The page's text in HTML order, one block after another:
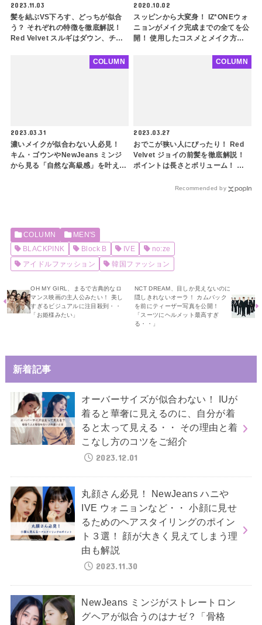
2023.11.03
髪を結ぶVS下ろす、どっちが似合
う？ それぞれの特徴を徹底解説！
Red Velvet スルギはダウン、チョ
くい髪型をするときのスタイリング
2020.10.02
スッピンから大変身！ IZ*ONEウォ
ニョンがメイク完成までの全てを公
開！ 使用したコスメとメイク方法
2023.03.31
濃いメイクが似合わない人必見！
キム・ゴウンやNewJeans ミンジ
から見る「自然な高級感」を叶える
COLUMN
2023.03.27
おでこが狭い人にぴったり！ Red
Velvet ジョイの前髪を徹底解説！
ポイントは長さとボリューム！ ぱ
っきり似合わせよう
COLUMN
Recommended by
COLUMN
MEN'S
BLACKPINK
Block B IVE
no:ze
アイドルファッション
韓国ファッション
OH MY GIRL、まるで古典的なロ
マンス映画の主人公みたい！ 美し
すぎるビジュアルに注目殺到・・
「お姫様みたい」
NCT DREAM、目しか見えないのに
隠しきれないオーラ！ カムバック
を前にティーザー写真を公開！
「スーツにヘルメット最高すぎ
る・・」
新着記事
オーバーサイズが似合わない！ IUが
着ると華奢に見えるのに、自分が着
ると太って見える・・ その理由と着
こなし方のコツをご紹介
2023.12.01
丸顔さん必見！ NewJeans ハニや
IVE ウォニョンなど・・ 小顔に見せ
るためのヘアスタイリングのポイン
ト３選！ 顔が大きく見えてしまう理
由も解説
2023.11.30
NewJeans ミンジがストレートロン
グヘアが似合うのはナゼ？「骨格